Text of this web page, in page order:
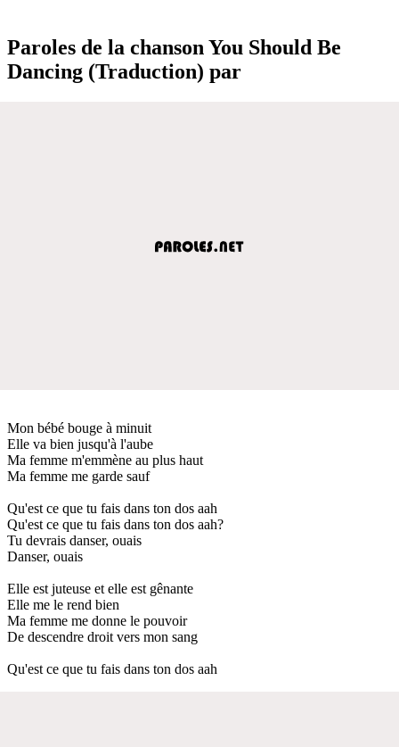
Paroles de la chanson You Should Be
Dancing (Traduction) par
Mon bébé bouge à minuit
Elle va bien jusqu'à l'aube
Ma femme m'emmène au plus haut
Ma femme me garde sauf
Qu'est ce que tu fais dans ton dos aah
Qu'est ce que tu fais dans ton dos aah?
Tu devrais danser, ouais
Danser, ouais
Elle est juteuse et elle est gênante
Elle me le rend bien
Ma femme me donne le pouvoir
De descendre droit vers mon sang
Qu'est ce que tu fais dans ton dos aah